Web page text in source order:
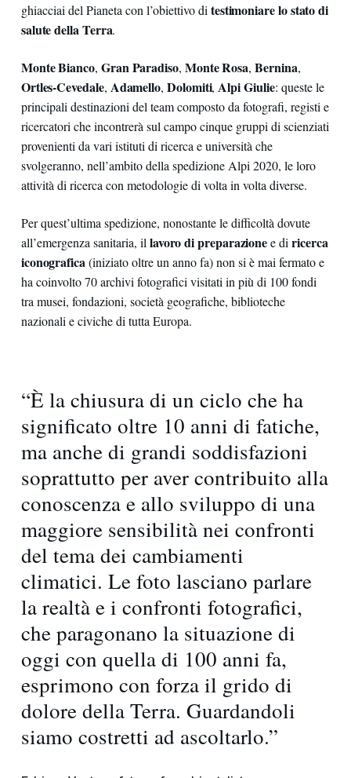
ghiacciai del Pianeta con l’obiettivo di testimoniare lostato di
salute della Terra.
Monte Bianco, Gran Paradiso, Monte Rosa,Bernina,
Ortles-Cevedale, Adamello,Dolomiti,Alpi Giulie: queste le
principali destinazioni del team composto da fotografi, registi e
ricercatori che incontrerà sul campo cinque gruppi di scienziati
provenienti da vari istituti di ricerca e università che
svolgeranno, nell’ambito della spedizione Alpi 2020, le loro
attività di ricerca con metodologie di volta in volta diverse.
Per quest’ultima spedizione, nonostante le difficoltà dovute
all’emergenza sanitaria, illavoro di preparazionee diricerca
iconografica(iniziato oltre un anno fa) non si è mai fermato e
ha coinvolto 70 archivi fotografici visitati in più di 100 fondi
tra musei, fondazioni, società geografiche, biblioteche
nazionali e civiche di tutta Europa.
“È la chiusura di un ciclo che ha
significato oltre 10 anni di fatiche,
ma anche di grandi soddisfazioni
soprattutto per aver contribuito alla
conoscenza e allo sviluppo di una
maggiore sensibilità nei confronti
del tema dei cambiamenti
climatici. Le foto lasciano parlare
la realtà e i confronti fotografici,
che paragonano la situazione di
oggi con quella di 100 anni fa,
esprimono con forza il grido di
dolore della Terra. Guardandoli
siamo costretti ad ascoltarlo.”